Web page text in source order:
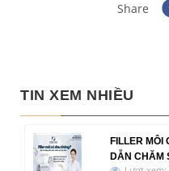
Share
TIN XEM NHIỀU
FILLER MÔI
DẪN CHĂM